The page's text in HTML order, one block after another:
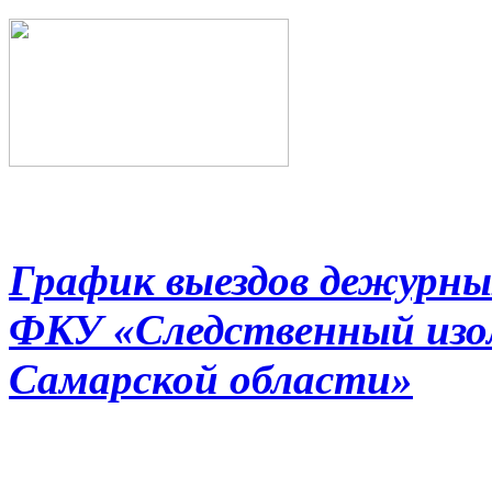
График выездов
ФКУ «Следственный
Самарской области»